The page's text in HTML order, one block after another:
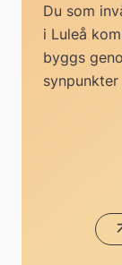
Du som
i Luleå
byggs